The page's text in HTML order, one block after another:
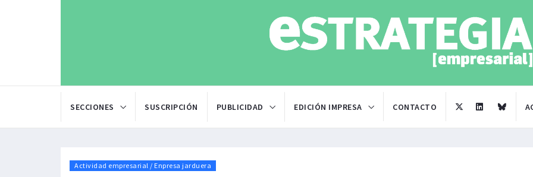
SECCIONES SUSCRIPCIÓN PUBLICIDAD EDICIÓN IMPRESA CONTACTO
Actividad empresarial / Enpresa jarduera